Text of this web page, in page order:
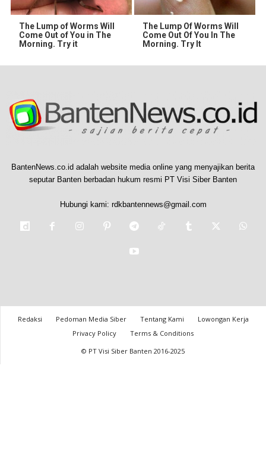
The Lump of Worms Will
Come Out of You in The
Morning. Try it
The Lump Of Worms Will
Come Out Of You In The
Morning. Try It
BantenNews.co.id adalah website media online yang menyajikan berita
seputar Banten berbadan hukum resmi PT Visi Siber Banten
Hubungi kami: rdkbantennews@gmail.com
Redaksi Pedoman Media Siber Tentang Kami
Lowongan Kerja
Privacy Policy
Terms & Conditions
© PT Visi Siber Banten 2016-2025